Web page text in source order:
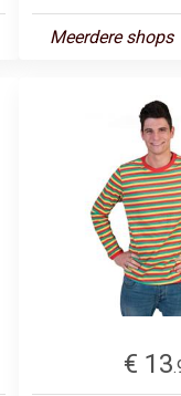
Meerdere shops
€ 13